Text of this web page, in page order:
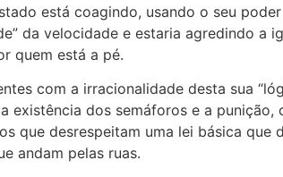
está coagindo, usando o seu
da velocidade e estaria agredindo a
quem está a pé.
com a irracionalidade desta sua
existência dos semáforos e a punição,
que desrespeitam uma lei básica que
andam pelas ruas.